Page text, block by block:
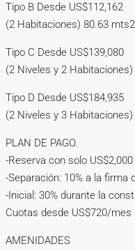
Tipo B Desde US$112,162
(2 Habitaciones) 80.63 mts2
Tipo C Desde US$139,080
(2 Niveles y 2
Tipo D Desde US$184,935
(2 Niveles y 3
PLAN DE PAGO.
-Reserva con solo
-Separación: 10% a la firma
-Inicial: 30% durante la
Cuotas desde US$720/mes
AMENIDADES